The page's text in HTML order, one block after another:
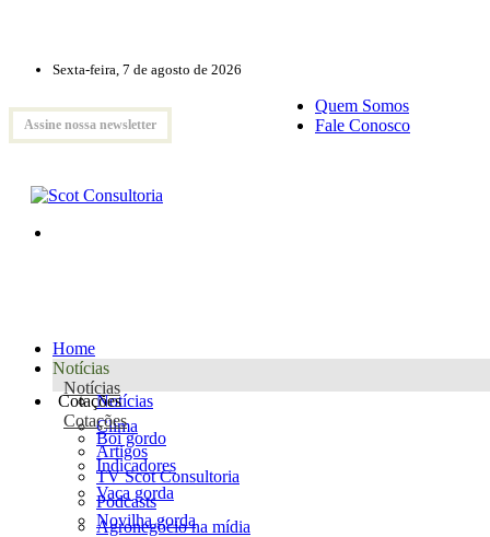
Sexta-feira, 7 de agosto de 2026
Assine nossa newsletter
Quem Somos
Fale Conosco
Home
Notícias
Notícias
Notícias
Clima
Artigos
TV Scot Consultoria
Podcasts
Agronegócio na mídia
Cotações
Cotações
Boi gordo
Indicadores
Vaca gorda
Novilha gorda